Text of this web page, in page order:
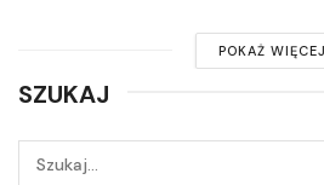
POKAŻ WIĘCEJ
SZUKAJ